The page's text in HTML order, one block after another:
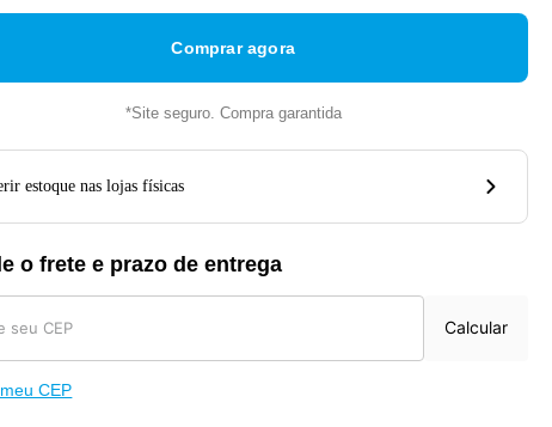
Comprar agora
*Site seguro. Compra garantida
estoque nas lojas físicas
o frete e prazo de entrega
Calcular
CEP